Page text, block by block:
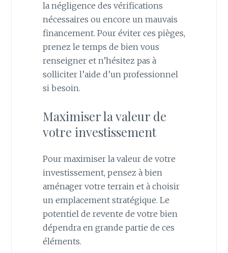
la négligence des vérifications
nécessaires ou encore un mauvais
financement. Pour éviter ces pièges,
prenez le temps de bien vous
renseigner et n’hésitez pas à
solliciter l’aide d’un professionnel
si besoin.
Maximiser la valeur de
votre investissement
Pour maximiser la valeur de votre
investissement, pensez à bien
aménager votre terrain et à choisir
un emplacement stratégique. Le
potentiel de revente de votre bien
dépendra en grande partie de ces
éléments.